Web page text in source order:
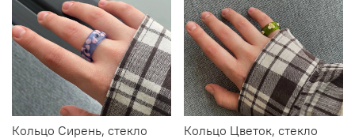
Кольцо Сирень, стекло
Кольцо Цветок, стекло